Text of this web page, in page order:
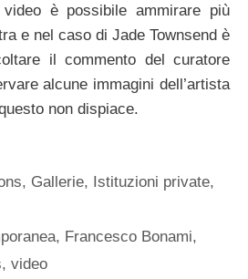
è possibile ammirare più
e nel caso di Jade Townsend è
il commento del curatore
alcune immagini dell’artista
non dispiace.
, Gallerie, Istituzioni private,
, Francesco Bonami,
, video